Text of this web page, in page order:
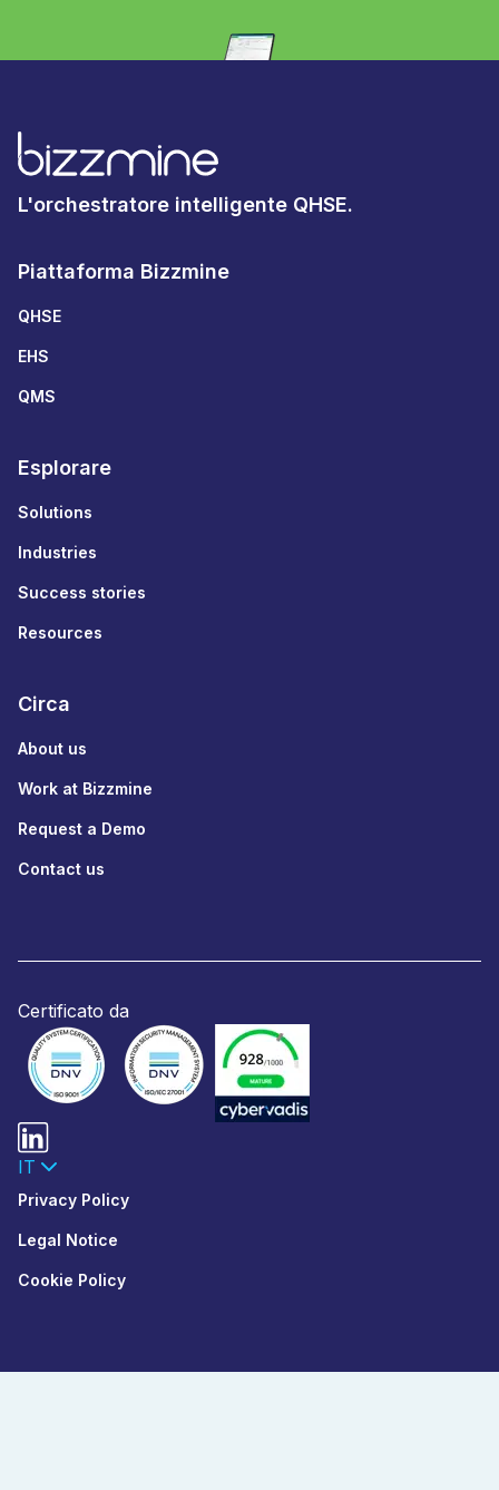
L'orchestratore intelligente QHSE.
Piattaforma Bizzmine
QHSE
EHS
QMS
Esplorare
Solutions
Industries
Success stories
Resources
Circa
About us
Work at Bizzmine
Request a Demo
Contact us
Certificato da
IT
Privacy Policy
Legal Notice
Cookie Policy